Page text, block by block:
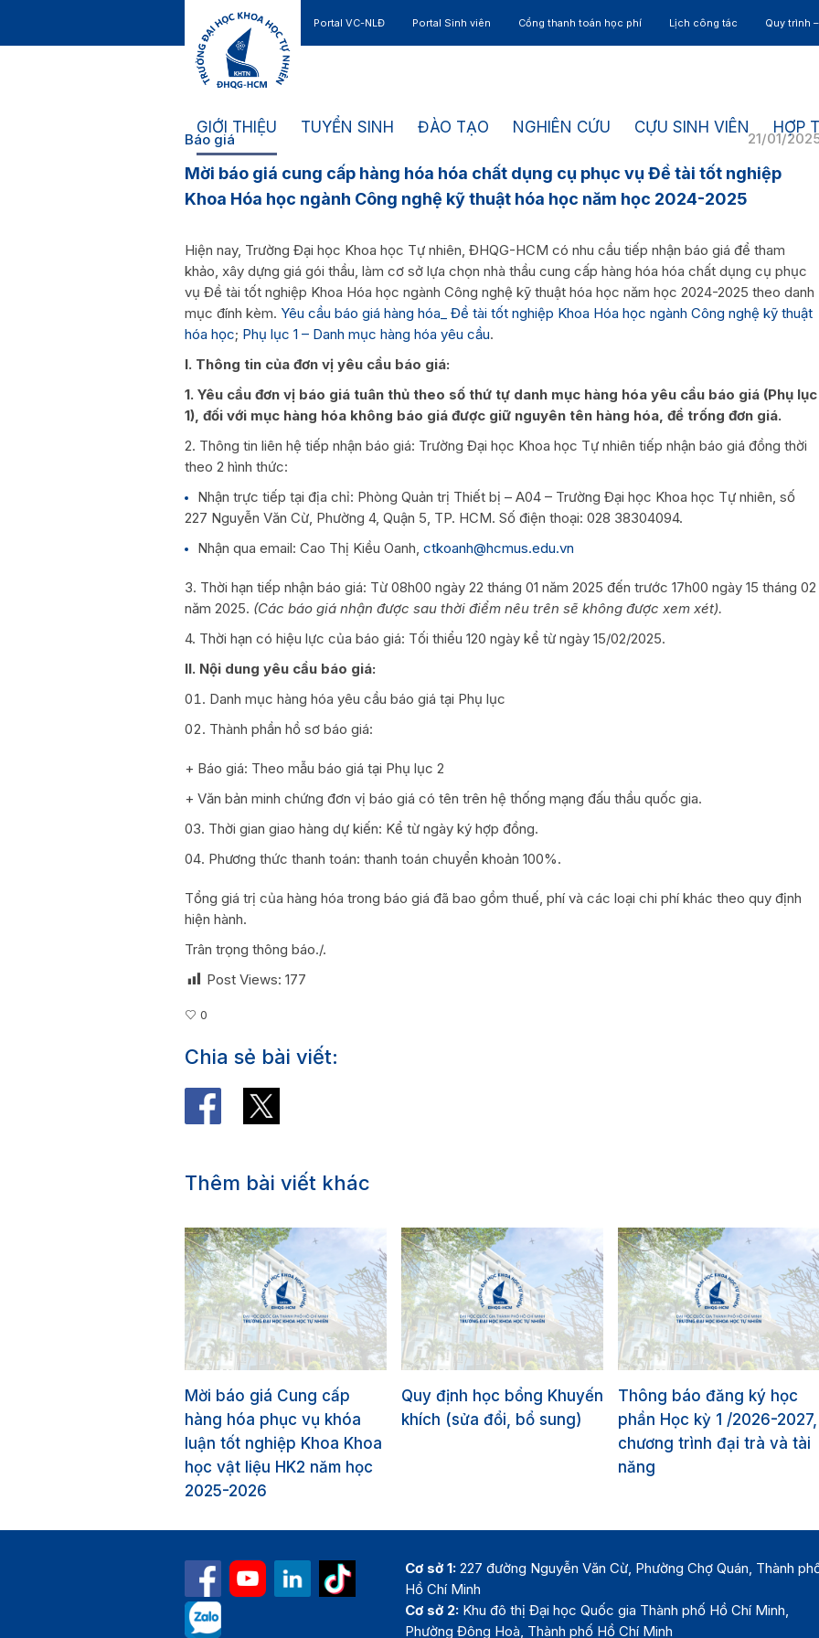
Portal VC-NLĐ Portal Sinh viên Cổng thanh toán học phí Lịch công tác Quy trình
GIỚI THIỆU TUYỂN SINH ĐÀO TẠO NGHIÊN CỨU CỰU SINH VIÊN HỢP
21/01/
Báo giá
Mời báo giá cung cấp hàng hóa hóa chất dụng cụ phục vụ Đề tài tốt nghiệp
Khoa Hóa học ngành Công nghệ kỹ thuật hóa học năm học 2024-2025
Hiện nay, Trường Đại học Khoa học Tự nhiên, ĐHQG-HCM có nhu cầu tiếp nhận báo giá để tham
khảo, xây dựng giá gói thầu, làm cơ sở lựa chọn nhà thầu cung cấp hàng hóa hóa chất dụng cụ phục
vụ Đề tài tốt nghiệp Khoa Hóa học ngành Công nghệ kỹ thuật hóa học năm học 2024-2025 theo danh
mục đính kèm. Yêu cầu báo giá hàng hóa_ Đề tài tốt nghiệp Khoa Hóa học ngành Công nghệ kỹ thuật
hóa học; Phụ lục 1 – Danh mục hàng hóa yêu cầu.
I. Thông tin của đơn vị yêu cầu báo giá:
1. Yêu cầu đơn vị báo giá tuân thủ theo số thứ tự danh mục hàng hóa yêu cầu báo giá (Phụ lục
1), đối với mục hàng hóa không báo giá được giữ nguyên tên hàng hóa, để trống đơn giá.
2. Thông tin liên hệ tiếp nhận báo giá: Trường Đại học Khoa học Tự nhiên tiếp nhận báo giá đồng thời
theo 2 hình thức:
Nhận trực tiếp tại địa chỉ: Phòng Quản trị Thiết bị – A04 – Trường Đại học Khoa học Tự nhiên, số
227 Nguyễn Văn Cừ, Phường 4, Quận 5, TP. HCM. Số điện thoại: 028 38304094.
Nhận qua email: Cao Thị Kiều Oanh, ctkoanh@hcmus.edu.vn
3. Thời hạn tiếp nhận báo giá: Từ 08h00 ngày 22 tháng 01 năm 2025 đến trước 17h00 ngày 15 tháng 02
năm 2025. (Các báo giá nhận được sau thời điểm nêu trên sẽ không được xem xét).
4. Thời hạn có hiệu lực của báo giá: Tối thiểu 120 ngày kể từ ngày 15/02/2025.
II. Nội dung yêu cầu báo giá:
Danh mục hàng hóa yêu cầu báo giá tại Phụ lục
Thành phần hồ sơ báo giá:
+ Báo giá: Theo mẫu báo giá tại Phụ lục 2
+ Văn bản minh chứng đơn vị báo giá có tên trên hệ thống mạng đấu thầu quốc gia.
Thời gian giao hàng dự kiến: Kể từ ngày ký hợp đồng.
Phương thức thanh toán: thanh toán chuyển khoản 100%.
Tổng giá trị của hàng hóa trong báo giá đã bao gồm thuế, phí và các loại chi phí khác theo quy định
hiện hành.
Trân trọng thông báo./.
Post Views: 177
0
Chia sẻ bài viết:
Thêm bài viết khác
Mời báo giá Cung cấp
hàng hóa phục vụ khóa
luận tốt nghiệp Khoa Khoa
học vật liệu HK2 năm học
2025-2026
Quy định học bổng Khuyến
khích (sửa đổi, bổ sung)
Thông báo đăng ký học
phần Học kỳ 1 /2026-2027,
chương trình đại trà và tài
năng
Cơ sở 1: 227 đường Nguyễn Văn Cừ, Phường Chợ Quán, Thành
Hồ Chí Minh
Cơ sở 2: Khu đô thị Đại học Quốc gia Thành phố Hồ Chí Minh,
Phường Đông Hoà, Thành phố Hồ Chí Minh